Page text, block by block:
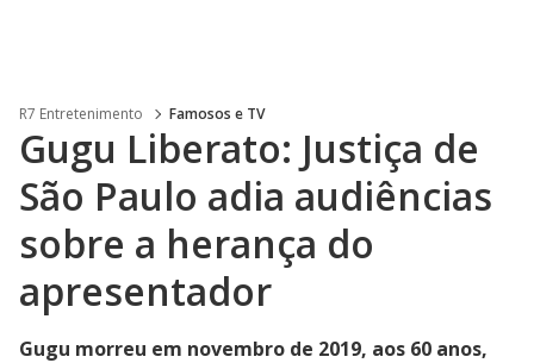
R7 Entretenimento Famosos e TV
Gugu Liberato: Justiça de
São Paulo adia audiências
sobre a herança do
apresentador
Gugu morreu em novembro de 2019, aos 60 anos,